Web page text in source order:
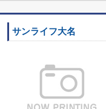
サンライフ大名